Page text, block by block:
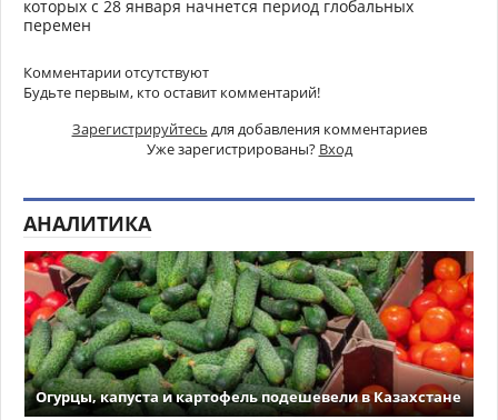
которых с 28 января начнется период глобальных
перемен
Комментарии отсутствуют
Будьте первым, кто оставит комментарий!
Зарегистрируйтесь для добавления комментариев
Уже зарегистрированы? Вход
АНАЛИТИКА
Огурцы, капуста и картофель подешевели в Казахстане